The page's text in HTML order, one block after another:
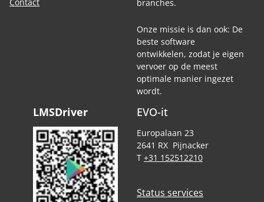
branches.
Onze missie is dan ook: De
beste software
ontwikkelen, zodat je eigen
vervoer op de meest
optimale manier ingezet
wordt.
LMSDriver EVO-it
Europalaan 23
2641 RX Pijnacker
T +31 152512210
Status services